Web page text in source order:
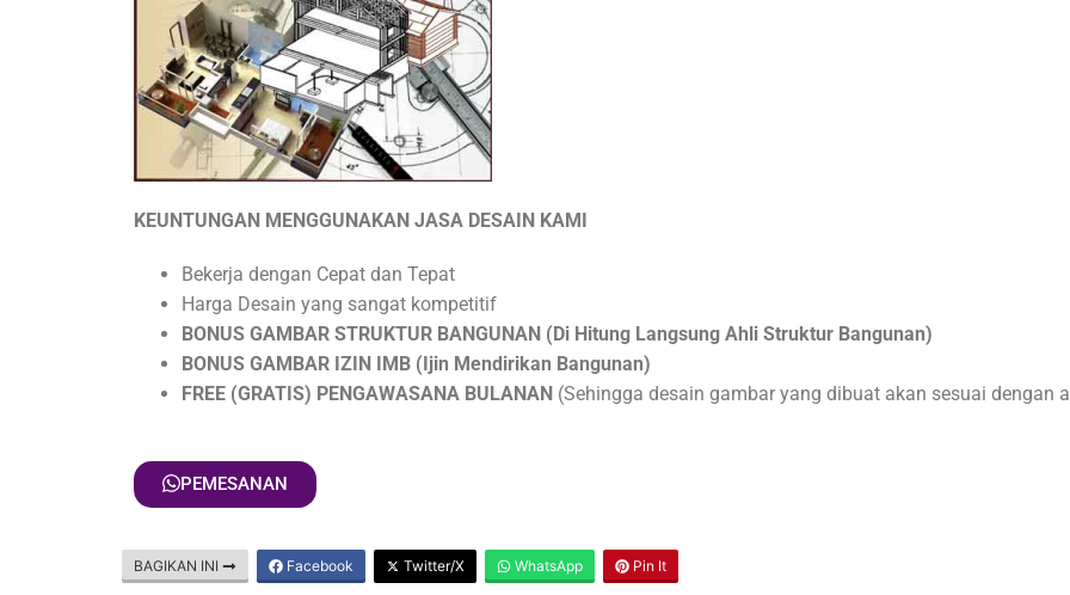
KEUNTUNGAN MENGGUNAKAN JASA DESAIN KAMI
Bekerja dengan Cepat dan Tepat
Harga Desain yang sangat kompetitif
BONUS GAMBAR STRUKTUR BANGUNAN (Di Hitung Langsung Ahli Struktur Bangunan)
BONUS GAMBAR IZIN IMB (Ijin Mendirikan Bangunan)
FREE (GRATIS) PENGAWASANA BULANAN (Sehingga desain gambar yang dibuat akan sesuai dengan
PEMESANAN
BAGIKAN INI Facebook Twitter/X WhatsApp Pin It